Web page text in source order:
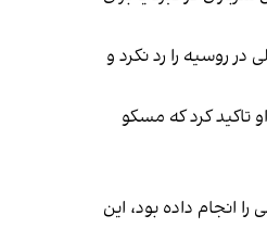
در روسیه را رد نکرد و
تاکید کرد که مسکو
انجام داده بود، این